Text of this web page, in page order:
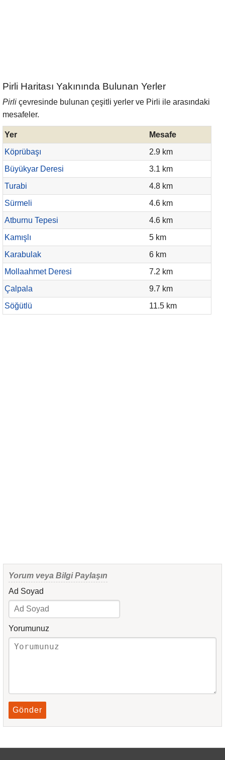
Pirli Haritası Yakınında Bulunan Yerler
Pirli çevresinde bulunan çeşitli yerler ve Pirli ile arasındaki
mesafeler.
Yer
Mesafe
Köprübaşı
2.9 km
Büyükyar Deresi
3.1 km
Turabi
4.8 km
Sürmeli
4.6 km
Atburnu Tepesi
4.6 km
Kamışlı
5 km
Karabulak
6 km
Mollaahmet Deresi
7.2 km
Çalpala
9.7 km
Söğütlü
11.5 km
Yorum veya Bilgi Paylaşın
Ad Soyad
Yorumunuz
Gönder